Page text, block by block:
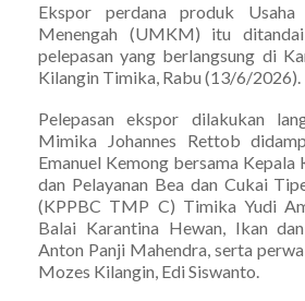
Ekspor perdana produk
Menengah (UMKM) itu
pelepasan yang berlangsung di
Kilangin Timika, Rabu (13/6/2026).
Pelepasan ekspor dilakukan
Mimika Johannes Rettob
Emanuel Kemong bersama Kepala
dan Pelayanan Bea dan Cukai
(KPPBC TMP C) Timika Yudi
Balai Karantina Hewan, Ikan
Anton Panji Mahendra, serta
Mozes Kilangin, Edi Siswanto.